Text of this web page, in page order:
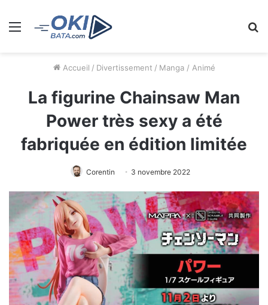
Menu
Accueil / Divertissement / Manga / Animé
La figurine Chainsaw Man
Power très sexy a été
fabriquée en édition limitée
Corentin 3 novembre 2022